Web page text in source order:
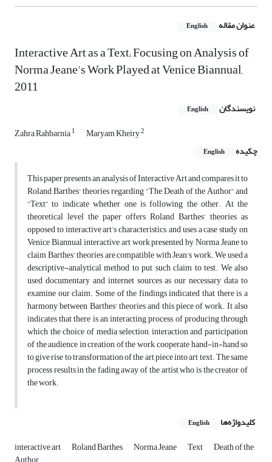
عنوان مقاله English
Interactive Art as a Text; Focusing on Analysis of
Norma Jeane's Work Played at Venice Biannual,
2011
نویسندگان English
Zahra Rahbarnia1 Maryam Kheiry2
چکیده English
This paper presents an analysis of Interactive Art and compares it to
Roland Barthes' theories regarding “The Death of the Author” and
“Text” to indicate whether one is following the other. At the
theoretical level the paper offers Roland Barthes’ theories as
opposed to interactive art’s characteristics, and uses a case study on
Venice Biannual interactive art work presented by Norma Jeane to
claim Barthes' theories are compatible with Jean's work. We used a
descriptive-analytical method to put such claim to test. We also
used documentary and internet sources as our necessary data to
examine our claim. Some of the findings indicated that there is a
harmony between Barthes' theories and this piece of work. It also
indicates that there is an interacting process of producing through
which the choice of media selection, interaction and participation
of the audience in creation of the work, cooperate hand-in-hand so
to give rise to transformation of the art piece into art text. The same
process results in the fading away of the artist who is the creator of
the work.
کلیدواژه‌ها English
interactive art Roland Barthes Norma Jeane Text Death of the